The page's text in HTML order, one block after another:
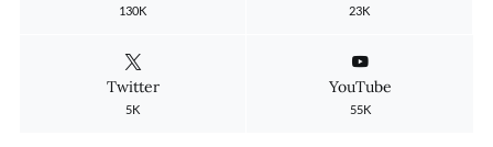
130K 23K
Twitter
5K
YouTube
55K